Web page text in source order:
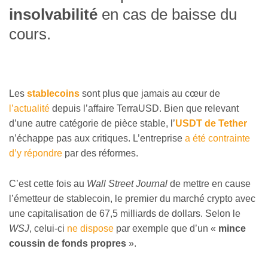
insolvabilité en cas de baisse du
cours.
Les stablecoins sont plus que jamais au cœur de
l’actualité depuis l’affaire TerraUSD. Bien que relevant
d’une autre catégorie de pièce stable, l’USDT de Tether
n’échappe pas aux critiques. L’entreprise a été contrainte
d’y répondre par des réformes.
C’est cette fois au Wall Street Journal de mettre en cause
l’émetteur de stablecoin, le premier du marché crypto avec
une capitalisation de 67,5 milliards de dollars. Selon le
WSJ, celui-ci ne dispose par exemple que d’un « mince
coussin de fonds propres ».